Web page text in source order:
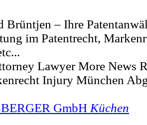
Brüntjen – Ihre
im Patentrecht,
Lawyer More News
Injury München
GmbH Küchen